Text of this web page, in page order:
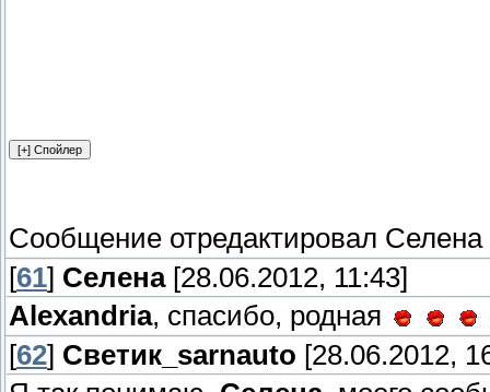
Сообщение отредактировал Селена
[61] Селена[28.06.2012, 11:43]
Alexandria, спасибо, родная
[62] Светик_sarnauto [28.06.2012,